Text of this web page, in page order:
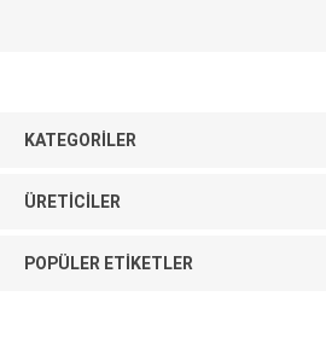
KATEGORILER
ÜRETICILER
POPÜLER ETIKETLER